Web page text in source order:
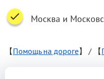
Москва и
【Помощь на дороге】 / 【